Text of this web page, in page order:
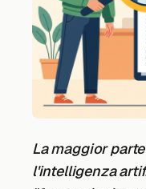
La maggior
l'intelligenza